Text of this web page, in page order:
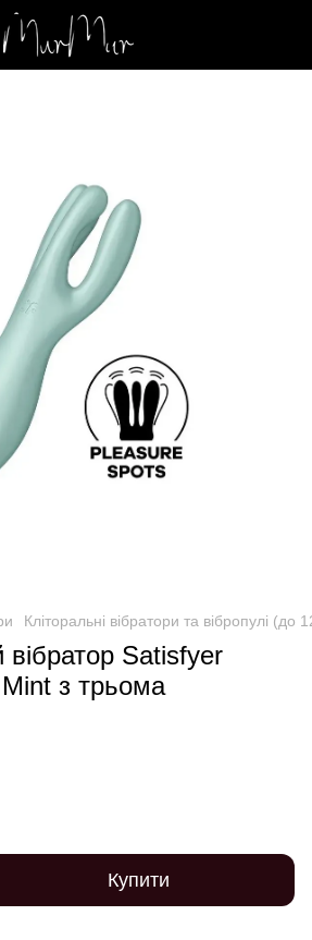
Кліторальні вібратори та вібропулі (до
вібратор Satisfyer
з трьома
Купити